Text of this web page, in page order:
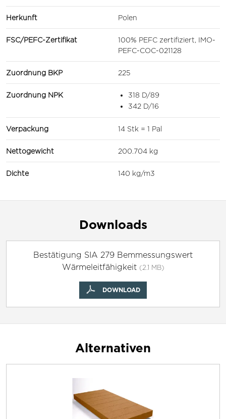
Herkunft Polen
FSC/PEFC-Zertifikat
100% PEFC zertifiziert, IMO-
PEFC-COC-021128
Zuordnung BKP 225
Zuordnung NPK
318 D/89
342 D/16
Verpackung 14 Stk = 1 Pal
Nettogewicht 200.704 kg
Dichte 140 kg/m3
Downloads
Bestätigung SIA 279 Bemmessungswert
Wärmeleitfähigkeit (2.1 MB)
DOWNLOAD
Alternativen